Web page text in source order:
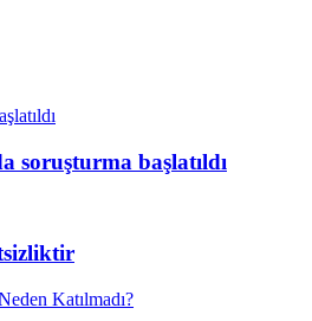
soruşturma başlatıldı